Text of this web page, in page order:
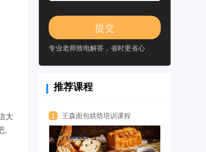
大
专业老师致电解答，省时更省心
推荐课程
1 王森面包烘焙培训课程